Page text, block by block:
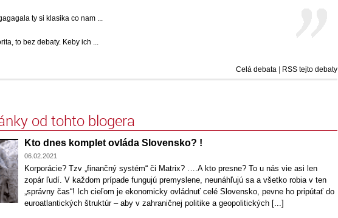
ty si klasika co nam ...
to bez debaty. Keby ich ...
Celá debata RSS tejto debaty
od tohto blogera
Kto dnes komplet ovláda Slovensko? !
06.02.2021
Korporácie? Tzv „finančný systém“ či Matrix? ….A kto presne? To u nás vie asi len
zopár ľudí. V každom prípade fungujú premyslene, neunáhľujú sa a všetko robia v ten
„správny čas“! Ich cieľom je ekonomicky ovládnuť celé Slovensko, pevne ho pripútať do
euroatlantických štruktúr – aby v zahraničnej politike a geopolitických [...]